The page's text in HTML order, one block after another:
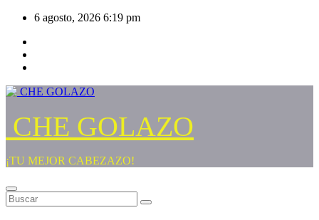
Saltar
contenido
6 agosto, 2026 6:19 pm
CHE GOLAZO
¡TU MEJOR CABEZAZO!